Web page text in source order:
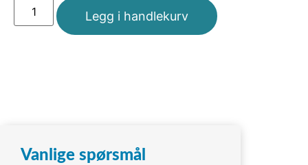
Legg i handlekurv
Vanlige spørsmål